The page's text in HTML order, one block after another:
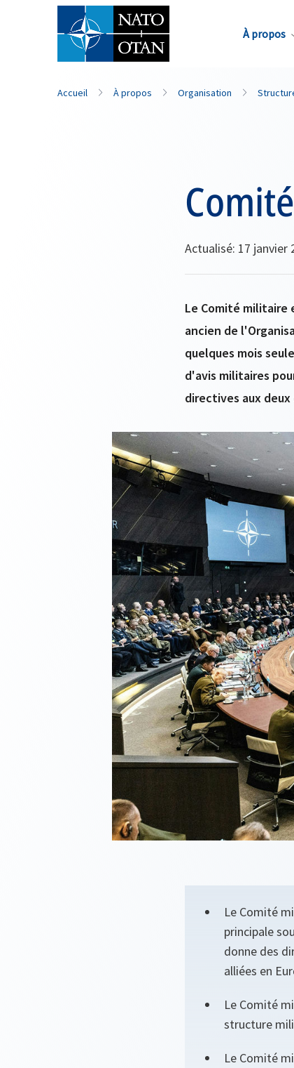
À propos
Nom de famille*
Accueil À propos Organisation
Actualisé: 17 janvier
Le Comité militaire
ancien de
quelques mois
d'avis militaires
directives aux
Le Comité
principale
donne des
alliées en
Le Comité
structure
Le Comité